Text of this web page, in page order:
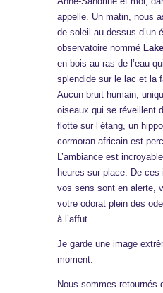
appelle. Un matin, nous
de soleil au-dessus d’un
observatoire nommé
en bois au ras de l’eau
splendide sur le lac et la
Aucun bruit humain,
oiseaux qui se réveillent
flotte sur l’étang, un
cormoran africain est
L’ambiance est
heures sur place. De
vos sens sont en alerte,
votre odorat plein des
à l’affut.
Je garde une image
moment.
Nous sommes retournés